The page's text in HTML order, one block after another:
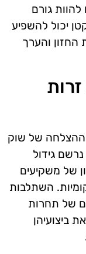
גורם
יכול להשפיע
החזון והערך
של שוק
גידול
של משקיעים
השתלבות
של תחרות
ביצועיהן